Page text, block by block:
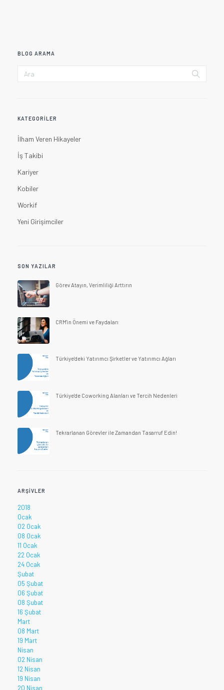
BLOG ARAMA
KATEGORILER
İlham Veren Hikayeler
İş Takibi
Kariyer
Kobiler
Workif
Yeni Girişimciler
SON YAZILAR
Görev Atayın, Verimliliği Arttırın
CRM'in Önemi ve Faydaları
Türkiye'deki Yatırımcı Şirketler ve Yatırımcı Ağları
Türkiye'de Coworking Alanları ve Tercih Nedenleri
Tekrarlanan Görevler ile Zamandan Tasarruf Edin!
ARŞIVLER
2018
Ocak
02 Ocak
08 Ocak
11 Ocak
22 Ocak
24 Ocak
Şubat
05 Şubat
06 Şubat
08 Şubat
16 Şubat
Mart
08 Mart
19 Mart
Nisan
02 Nisan
12 Nisan
19 Nisan
20 Nisan